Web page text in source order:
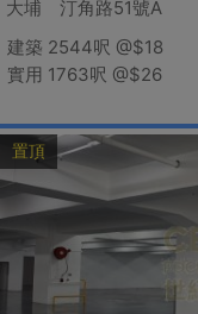
大埔 汀角路51號A
建築 2544呎 @$18
實用 1763呎 @$26
置頂